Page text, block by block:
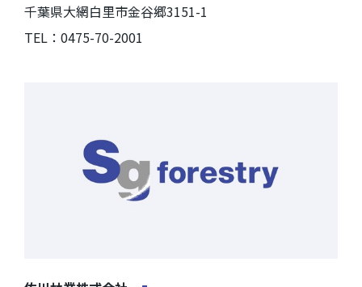
千葉県大網白里市金谷郷3151-1
TEL：0475-70-2001